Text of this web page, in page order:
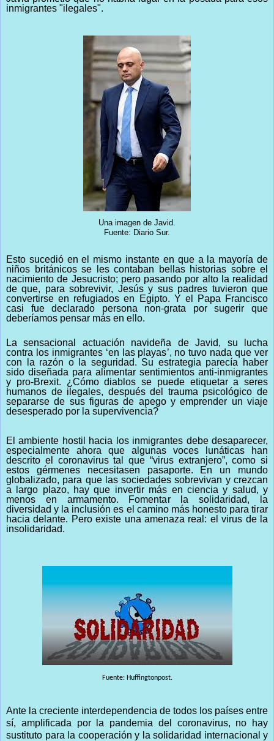
inmigrantes "ilegales".
Una imagen de Javid.
Fuente: Diario Sur.
Esto sucedió en el mismo instante en que a la mayoría de
niños británicos se les contaban bellas historias sobre el
nacimiento de Jesucristo; pero pasando por alto la realidad
de que, para sobrevivir, Jesús y sus padres tuvieron que
convertirse en refugiados en Egipto. Y el Papa Francisco
casi fue declarado persona non-grata por sugerir que
deberíamos pensar más en ello.
La sensacional actuación navideña de Javid, su lucha
contra los inmigrantes ‘en las playas’, no tuvo nada que ver
con la razón o la seguridad. Su estrategia parecía haber
sido diseñada para alimentar sentimientos anti-inmigrantes
y pro-Brexit. ¿Cómo diablos se puede etiquetar a seres
humanos de ilegales, después del trauma psicológico de
separarse de sus figuras de apego y emprender un viaje
desesperado por la supervivencia?
El ambiente hostil hacia los inmigrantes debe desaparecer,
especialmente ahora que algunas voces lunáticas han
descrito el coronavirus tal que “virus extranjero”, como si
estos gérmenes necesitasen pasaporte. En un mundo
globalizado, para que las sociedades sobrevivan y crezcan
a largo plazo, hay que invertir más en ciencia y salud, y
menos en armamento. Fomentar la solidaridad, la
diversidad y la inclusión es el camino más honesto para tirar
hacia delante. Pero existe una amenaza real: el virus de la
insolidaridad.
Fuente: Huffingtonpost.
Ante la creciente interdependencia de todos los países entre
sí, amplificada por la pandemia del coronavirus, no hay
sustituto para la cooperación y la solidaridad internacional y